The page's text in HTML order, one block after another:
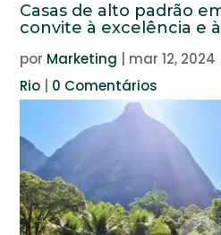
Casas de alto padrão
convite à excelência e
por Marketing mar 12, 2024
Rio
0 Comentários